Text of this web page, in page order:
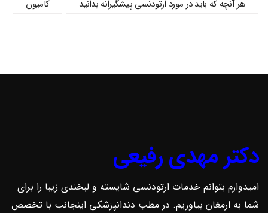
هر آنچه که باید در مورد ارتودنسی پیشگیرانه بدانید
کامیون
دکتر مهدی رفیعی
امیدوارم بتوانم خدمات ارتودنسی شایسته و لبخندی زیبا را برای
شما به ارمغان بیاوریم. در مطب دندانپزشکی اینجانب با تخصص